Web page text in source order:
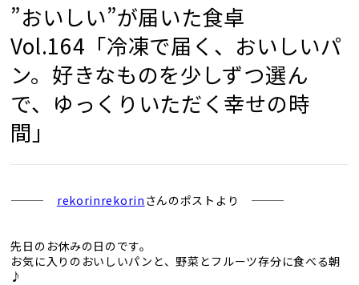
”おいしい”が届いた食卓
Vol.164「冷凍で届く、おいしいパ
ン。好きなものを少しずつ選ん
で、ゆっくりいただく幸せの時
間」
——— rekorinrekorin さんのポストより ———
先日のお休みの日のです。
お気に入りのおいしいパンと、野菜とフルーツ存分に食べる朝
♪